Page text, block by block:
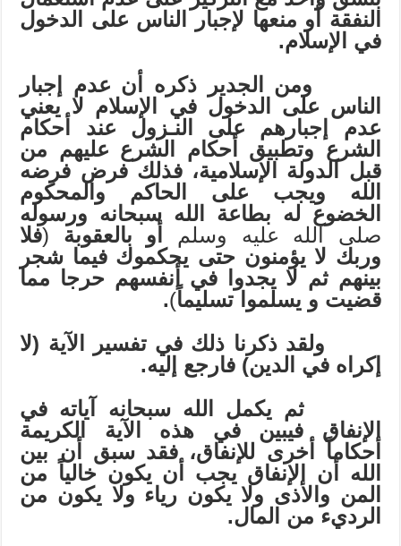
النفقة أو منعها لإجبار الناس على الدخول
في الإسلام.
ومن الجدير ذكره أن عدم إجبار
الناس على الدخول في الإسلام لا يعني
عدم إجبارهم على النـزول عند أحكام
الشرع وتطبيق أحكام الشرع عليهم من
قبل الدولة الإسلامية، فذلك فرض فرضه
الله ويجب على الحاكم والمحكوم
الخضوع له بطاعة الله سبحانه ورسوله
صلى الله عليه وسلم أو بالعقوبة (فلا
وربك لا يؤمنون حتى يحكموك فيما شجر
بينهم ثم لا يجدوا في أنفسهم حرجا مما
قضيت و يسلموا تسليماً)
.
ولقد ذكرنا ذلك في تفسير الآية (لا
إكراه في الدين) فارجع إليه.
ثم يكمل الله سبحانه آياته في
الإنفاق فيبين في هذه الآية الكريمة
أحكاماً أخرى للإنفاق، فقد سبق أن بين
الله أن الإنفاق يجب أن يكون خالياً من
المن والأذى ولا يكون رياء ولا يكون من
الرديء من المال.